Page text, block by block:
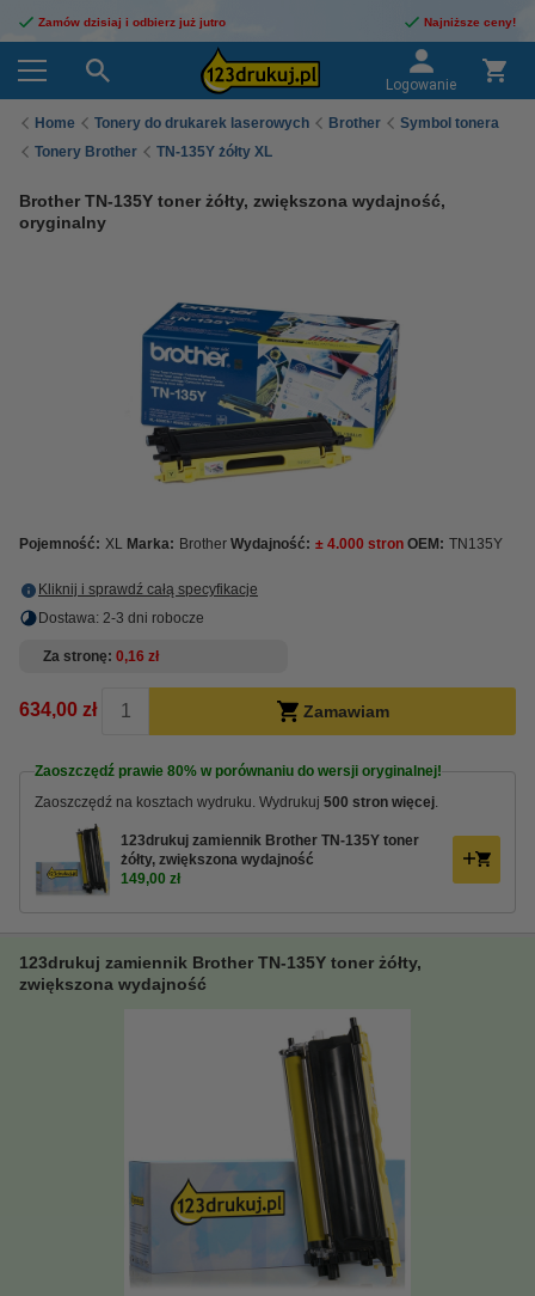
Zamów dzisiaj i odbierz już jutro Najniższe ceny!
Logowanie
Home Tonery do drukarek laserowych Brother
Symbol tonera
Tonery Brother
TN-135Y żółty XL
Brother TN-135Y toner żółty, zwiększona wydajność,
oryginalny
Pojemność: XL Marka: Brother Wydajność: ± 4.000 stron OEM: TN135Y
Kliknij i sprawdź całą specyfikacje
Dostawa: 2-3 dni robocze
Za stronę 0,16 zł
634,00 zł Zamawiam
Zaoszczędź prawie 80% w porównaniu do wersji oryginalnej!
Zaoszczędź na kosztach wydruku. Wydrukuj 500 stron więcej.
123drukuj zamiennik Brother TN-135Y toner
żółty, zwiększona wydajność
149,00 zł
123drukuj zamiennik Brother TN-135Y toner żółty,
zwiększona wydajność